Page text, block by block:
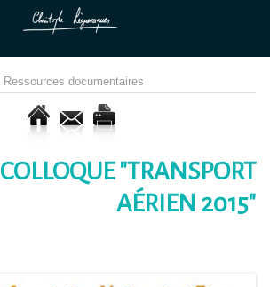
Ressources documentaires
"TRANSPORT
AÉRIEN 2015"